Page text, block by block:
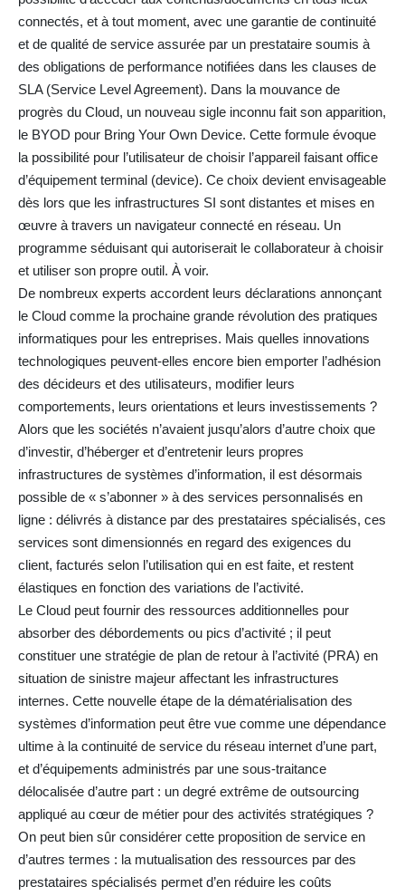
connectés, et à tout moment, avec une garantie de continuité
et de qualité de service assurée par un prestataire soumis à
des obligations de performance notifiées dans les clauses de
SLA (Service Level Agreement). Dans la mouvance de
progrès du Cloud, un nouveau sigle inconnu fait son apparition,
le BYOD pour Bring Your Own Device. Cette formule évoque
la possibilité pour l’utilisateur de choisir l’appareil faisant office
d’équipement terminal (device). Ce choix devient envisageable
dès lors que les infrastructures SI sont distantes et mises en
œuvre à travers un navigateur connecté en réseau. Un
programme séduisant qui autoriserait le collaborateur à choisir
et utiliser son propre outil. À voir.
De nombreux experts accordent leurs déclarations annonçant
le Cloud comme la prochaine grande révolution des pratiques
informatiques pour les entreprises. Mais quelles innovations
technologiques peuvent-elles encore bien emporter l’adhésion
des décideurs et des utilisateurs, modifier leurs
comportements, leurs orientations et leurs investissements ?
Alors que les sociétés n’avaient jusqu’alors d’autre choix que
d’investir, d’héberger et d’entretenir leurs propres
infrastructures de systèmes d’information, il est désormais
possible de « s’abonner » à des services personnalisés en
ligne : délivrés à distance par des prestataires spécialisés, ces
services sont dimensionnés en regard des exigences du
client, facturés selon l’utilisation qui en est faite, et restent
élastiques en fonction des variations de l’activité.
Le Cloud peut fournir des ressources additionnelles pour
absorber des débordements ou pics d’activité ; il peut
constituer une stratégie de plan de retour à l’activité (PRA) en
situation de sinistre majeur affectant les infrastructures
internes. Cette nouvelle étape de la dématérialisation des
systèmes d’information peut être vue comme une dépendance
ultime à la continuité de service du réseau internet d’une part,
et d’équipements administrés par une sous-traitance
délocalisée d’autre part : un degré extrême de outsourcing
appliqué au cœur de métier pour des activités stratégiques ?
On peut bien sûr considérer cette proposition de service en
d’autres termes : la mutualisation des ressources par des
prestataires spécialisés permet d’en réduire les coûts